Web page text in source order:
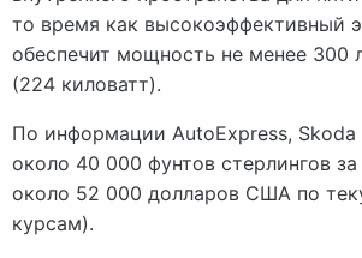
то время как высокоэффективный
обеспечит мощность не менее 300
(224 киловатт).
По информации AutoExpress, Skoda
около 40 000 фунтов стерлингов
около 52 000 долларов США по
курсам).